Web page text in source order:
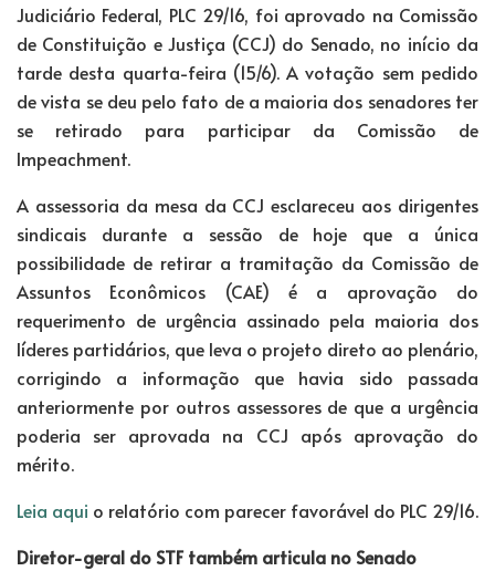
Judiciário Federal, PLC 29/16, foi aprovado na Comissão
de Constituição e Justiça (CCJ) do Senado, no início da
tarde desta quarta-feira (15/6). A votação sem pedido
de vista se deu pelo fato de a maioria dos senadores ter
se retirado para participar da Comissão de
Impeachment.
A assessoria da mesa da CCJ esclareceu aos dirigentes
sindicais durante a sessão de hoje que a única
possibilidade de retirar a tramitação da Comissão de
Assuntos Econômicos (CAE) é a aprovação do
requerimento de urgência assinado pela maioria dos
líderes partidários, que leva o projeto direto ao plenário,
corrigindo a informação que havia sido passada
anteriormente por outros assessores de que a urgência
poderia ser aprovada na CCJ após aprovação do
mérito.
Leia aqui o relatório com parecer favorável do PLC 29/16.
Diretor-geral do STF também articula no Senado